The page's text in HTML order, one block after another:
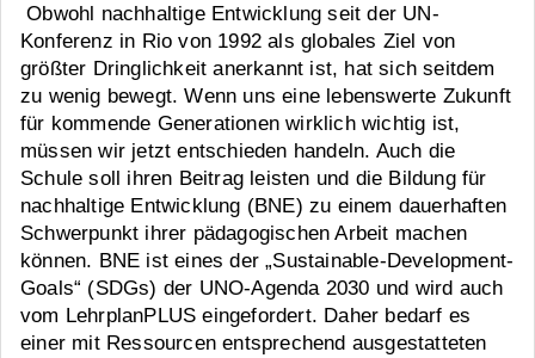
Obwohl nachhaltige Entwicklung seit der UN-
Konferenz in Rio von 1992 als globales Ziel von
größter Dringlichkeit anerkannt ist, hat sich seitdem
zu wenig bewegt. Wenn uns eine lebenswerte Zukunft
für kommende Generationen wirklich wichtig ist,
müssen wir jetzt entschieden handeln. Auch die
Schule soll ihren Beitrag leisten und die Bildung für
nachhaltige Entwicklung (BNE) zu einem dauerhaften
Schwerpunkt ihrer pädagogischen Arbeit machen
können. BNE ist eines der „Sustainable-Development-
Goals“ (SDGs) der UNO-Agenda 2030 und wird auch
vom LehrplanPLUS eingefordert. Daher bedarf es
einer mit Ressourcen entsprechend ausgestatteten